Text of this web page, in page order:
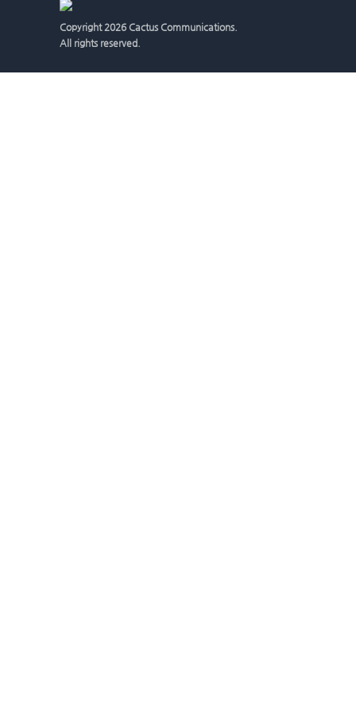
Copyright 2026 Cactus Communications.
All rights reserved.